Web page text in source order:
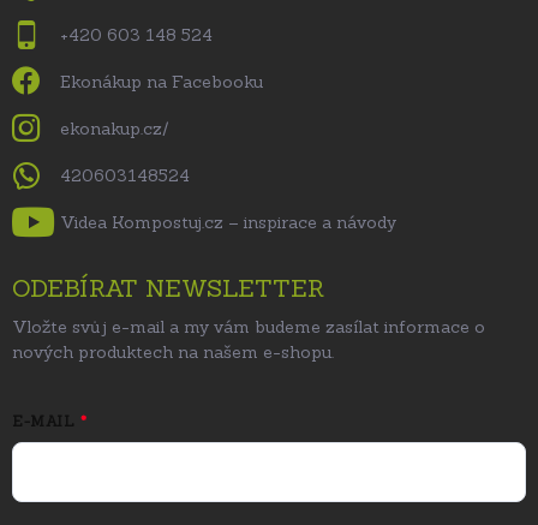
+420 603 148 524
Ekonákup na Facebooku
ekonakup.cz/
420603148524
Videa Kompostuj.cz – inspirace a návody
ODEBÍRAT NEWSLETTER
Vložte svůj e-mail a my vám budeme zasílat informace o
nových produktech na našem e-shopu.
E-MAIL